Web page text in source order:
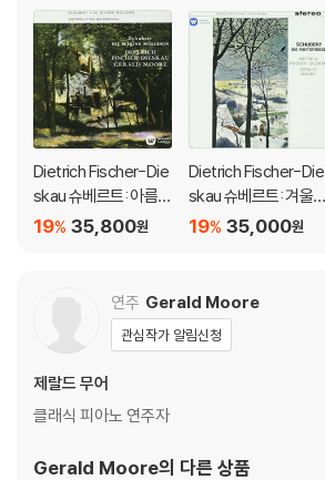
Dietrich Fischer-Die
skau 슈베르트: 아름다
운 물방앗간 아가씨 (S
35,800원
19%
Dietrich Fischer-Die
skau 슈베르트: 겨울
나그네 (Schubert: Wi
35,000원
19%
연주 Gerald Moore
관심작가 알림신청
제랄드 무어
클래식 피아노 연주자
Gerald Moore의 다른 상품